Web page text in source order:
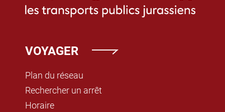
VOYAGER
Plan du réseau
Rechercher un arrêt
Horaire